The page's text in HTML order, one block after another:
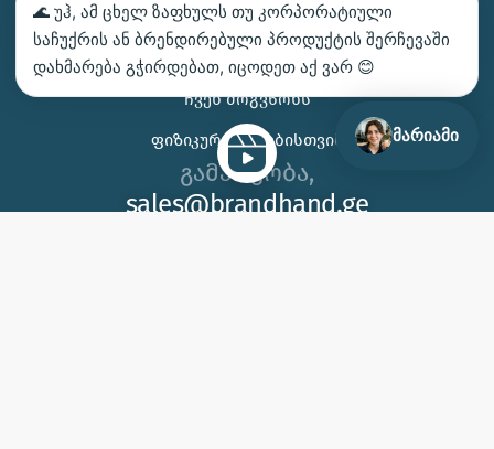
ᲑᲔᲭᲓᲕᲐ – ᲛᲝᲘᲗᲮᲝᲕᲔ ᲡᲐᲛᲐᲒᲐᲚᲘᲗᲝ
ᲙᲝᲜᲢᲐᲥᲢᲘ
ᲩᲕᲔᲜ ᲛᲝᲒᲕᲬᲝᲜᲡ
ᲤᲘᲖᲘᲙᲣᲠᲘ ᲞᲘᲠᲔᲑᲘᲡᲗᲕᲘᲡ
გამარჯობა,
sales@brandhand.ge
მარიამი
🌊 უჰ, ამ ცხელ ზაფხულს თუ კორპორატიული
საჩუქრის ან ბრენდირებული პროდუქტის შერჩევაში
დახმარება გჭირდებათ, იცოდეთ აქ ვარ 😊